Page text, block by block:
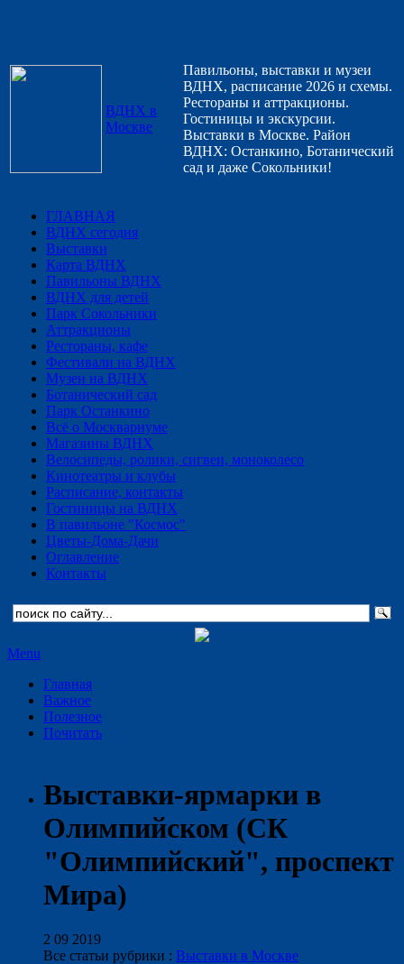
ВДНХ в
Москве
Павильоны, выставки и музеи
ВДНХ, расписание 2026 и схемы.
Рестораны и аттракционы.
Гостиницы и экскурсии.
Выставки в Москве. Район
ВДНХ: Останкино, Ботанический
сад и даже Сокольники!
ГЛАВНАЯ
ВДНХ сегодня
Выставки
Карта ВДНХ
Павильоны ВДНХ
ВДНХ для детей
Парк Сокольники
Аттракционы
Рестораны, кафе
Фестивали на ВДНХ
Музеи на ВДНХ
Ботанический сад
Парк Останкино
Всё о Москвариуме
Магазины ВДНХ
Велосипеды, ролики, сигвеи, моноколесо
Кинотеатры и клубы
Расписание, контакты
Гостиницы на ВДНХ
В павильоне "Космос"
Цветы-Дома-Дачи
Оглавление
Контакты
Menu
Главная
Важное
Полезное
Почитать
Выставки-ярмарки в
Олимпийском (СК
"Олимпийский", проспект
Мира)
2 09 2019
Все статьи рубрики : Выставки в Москве